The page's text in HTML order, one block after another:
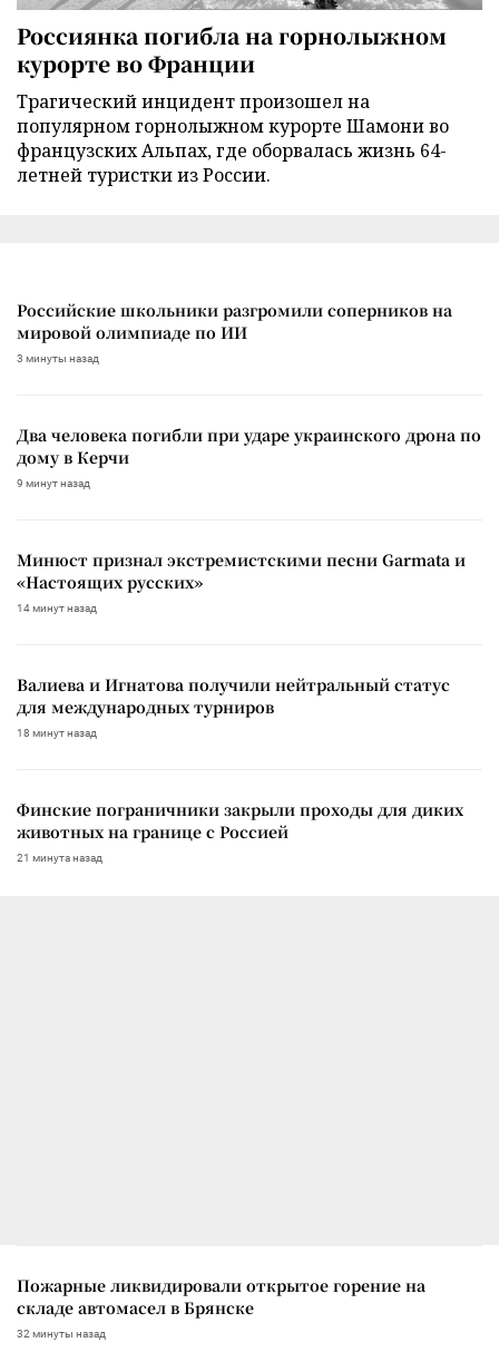
Россиянка погибла на горнолыжном
курорте во Франции
Трагический инцидент произошел на
популярном горнолыжном курорте Шамони во
французских Альпах, где оборвалась жизнь 64-
летней туристки из России.
Российские школьники разгромили соперников на
мировой олимпиаде по ИИ
3 минуты назад
Два человека погибли при ударе украинского дрона по
дому в Керчи
9 минут назад
Минюст признал экстремистскими песни Garmata и
«Настоящих русских»
14 минут назад
Валиева и Игнатова получили нейтральный статус
для международных турниров
18 минут назад
Финские пограничники закрыли проходы для диких
животных на границе с Россией
21 минута назад
Пожарные ликвидировали открытое горение на
складе автомасел в Брянске
32 минуты назад